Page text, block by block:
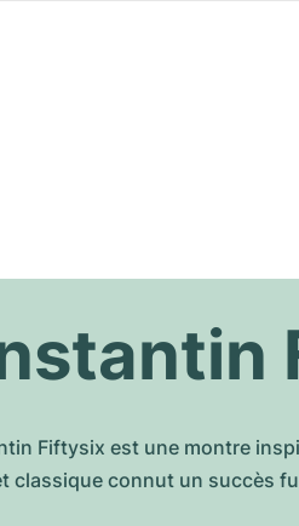
Fiftysix est une montre
classique connut un succès